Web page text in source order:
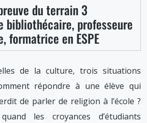
du terrain 3
bibliothécaire, professeure
formatrice en ESPE
de la culture, trois situations
répondre à une élève qui
de parler de religion à l’école ?
les croyances d’étudiants